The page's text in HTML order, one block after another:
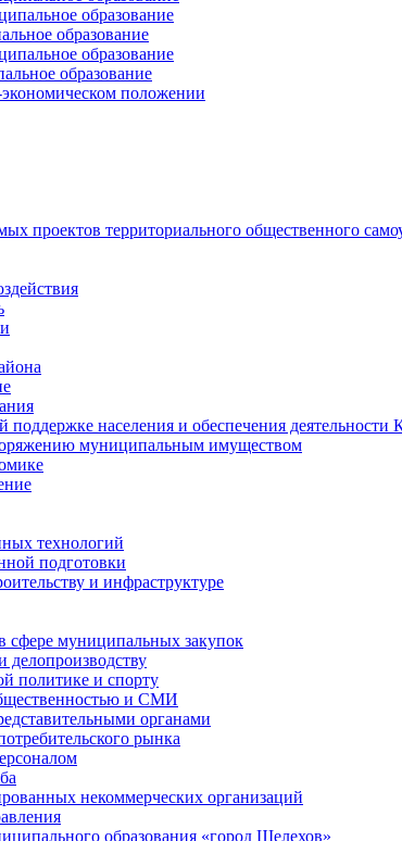
образование
образование
образование
образование
положении
проектов территориального общественного
поддержке населения и обеспечения
муниципальным имуществом
технологий
подготовки
и инфраструктуре
сфере муниципальных закупок
политике и спорту
и СМИ
органами
рынка
некоммерческих организаций
образования «город Шелехов»